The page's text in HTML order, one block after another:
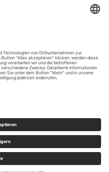
Straße 35 | D-96342 Stockheim